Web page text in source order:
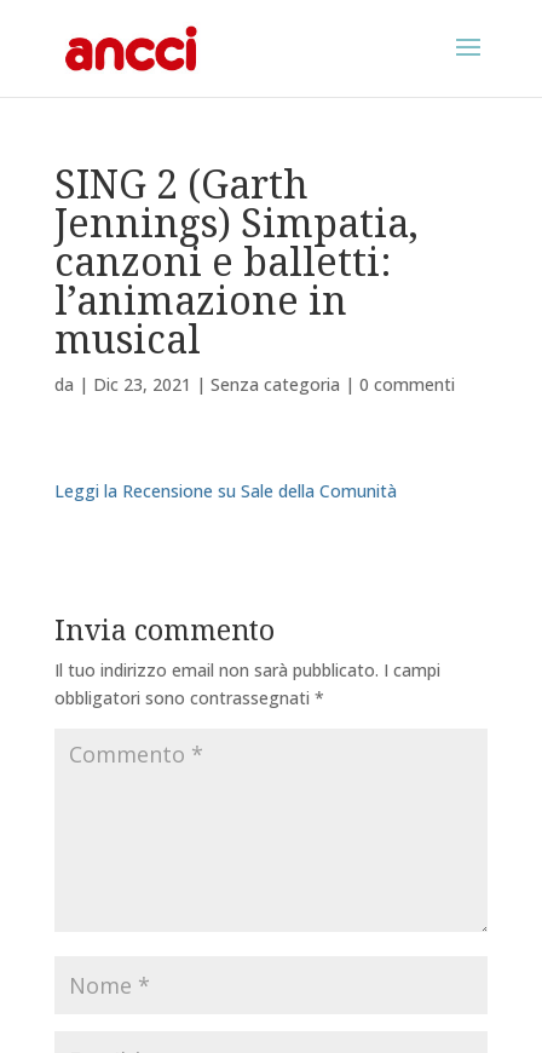
SING 2 (Garth
Jennings) Simpatia,
canzoni e balletti:
l’animazione in
musical
da | Dic 23, 2021 | Senza categoria | 0 commenti
Leggi la Recensione su Sale della Comunità
Invia commento
Il tuo indirizzo email non sarà pubblicato. I campi
obbligatori sono contrassegnati *